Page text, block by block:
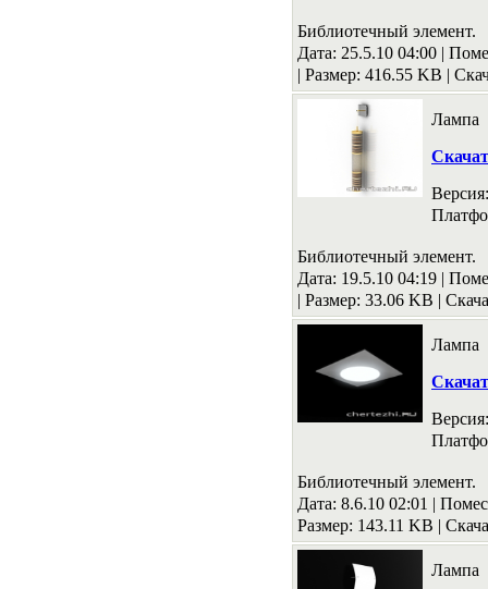
Библиотечный элемент.
Дата: 25.5.10 04:00 |
| Размер: 416.55 KB |
Лампа
Библиотечный элемент.
Дата: 19.5.10 04:19 |
| Размер: 33.06 KB |
Лампа
Библиотечный элемент.
Дата: 8.6.10 02:01 |
Размер: 143.11 KB |
Лампа